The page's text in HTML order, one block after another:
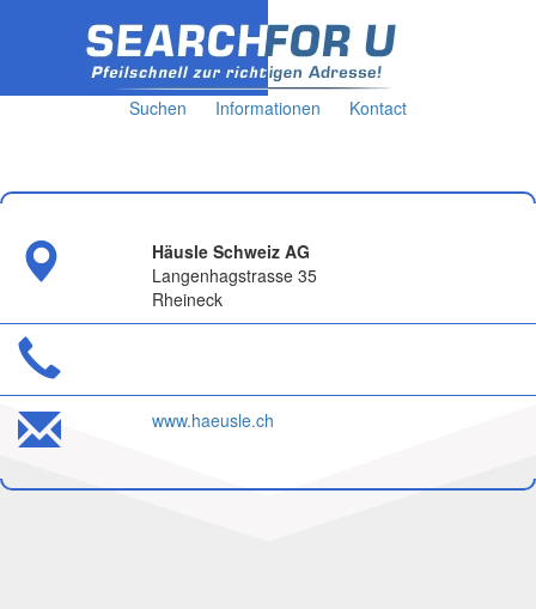
Suchen Informationen Kontact
Häusle Schweiz AG
Langenhagstrasse 35
Rheineck
www.haeusle.ch